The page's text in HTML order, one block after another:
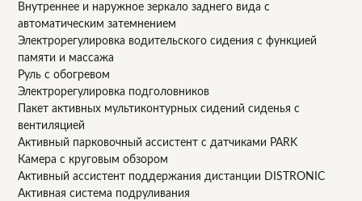
Внутреннее и наружное зеркало заднего вида с
автоматическим затемнением
Электрорегулировка водительского сидения с функцией
памяти и массажа
Руль с обогревом
Электрорегулировка подголовников
Пакет активных мультиконтурных сидений сиденья с
вентиляцией
Активный парковочный ассистент с датчиками PARK
Камера с круговым обзором
Активный ассистент поддержания дистанции DISTRONIC
Активная система подруливания